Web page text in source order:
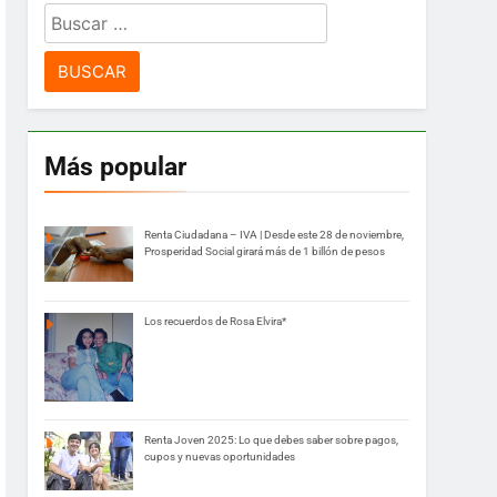
Buscar:
Más popular
Renta Ciudadana – IVA | Desde este 28 de noviembre,
Prosperidad Social girará más de 1 billón de pesos
Los recuerdos de Rosa Elvira*
Renta Joven 2025: Lo que debes saber sobre pagos,
cupos y nuevas oportunidades